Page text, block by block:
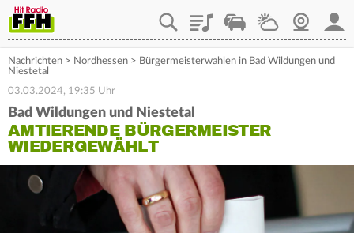
PlaylistStaupilotWetterWebcam
Nachrichten > Nordhessen > Bürgermeisterwahlen in Bad Wildungen und
Niestetal
03.03.2024, 19:35 Uhr
Bad Wildungen und Niestetal
AMTIERENDE BÜRGERMEISTER
WIEDERGEWÄHLT